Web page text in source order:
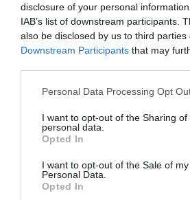
disclosure of your personal
IAB’s list of downstream participants.
also be disclosed by us to third parties
Downstream Participants that may
Personal Data Processing Opt
I want to opt-out of the Sharing of
personal data.
Opted In
I want to opt-out of the Sale of my
Personal Data.
Opted In
La dirigenza basca, preoccupata
Barcellona, blinda il suo talentino
Ezquerro, passato al Barcellona,
Francisco Javier Yeste, trequartista
stabilmente nel giro della nazionale
30 milioni di euro.
Yeste nei giorni scorsi era stato